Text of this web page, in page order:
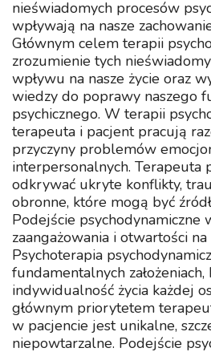
nieświadomych procesów
wpływają na nasze
Głównym celem terapii
zrozumienie tych
wpływu na nasze życie oraz
wiedzy do poprawy naszego
psychicznego. W terapii
terapeuta i pacjent pracują
przyczyny problemów
interpersonalnych. Terapeuta
odkrywać ukryte konflikty,
obronne, które mogą być
Podejście psychodynamiczne
zaangażowania i otwartości
Psychoterapia
fundamentalnych założeniach,
indywidualność życia każdej
głównym priorytetem
w pacjencie jest unikalne,
niepowtarzalne. Podejście